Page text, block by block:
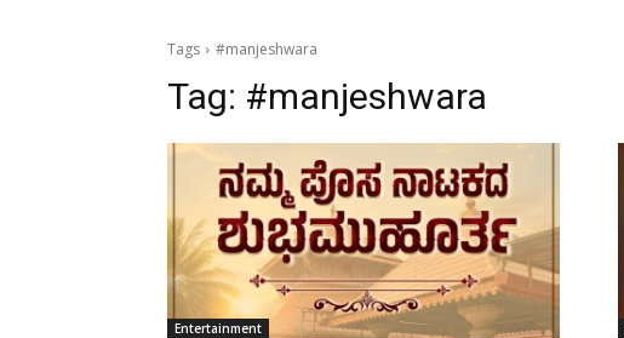
Tags #manjeshwara
Tag: #manjeshwara
Entertainment